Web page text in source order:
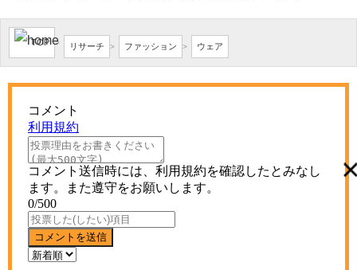
TOP > リサーチ > ファッション > ウェア